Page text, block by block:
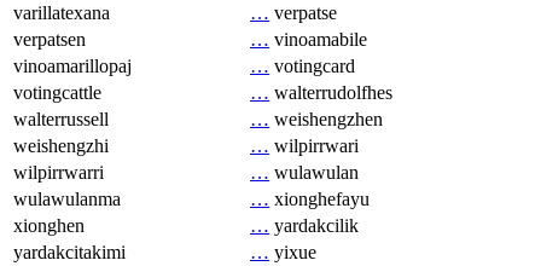
varillatexana
… verpatse
verpatsen
… vinoamabile
vinoamarillopaj
… votingcard
votingcattle
… walterrudolfhes
walterrussell
… weishengzhen
weishengzhi
… wilpirrwari
wilpirrwarri
… wulawulan
wulawulanma
… xionghefayu
xionghen
… yardakcilik
yardakcitakimi
… yixue